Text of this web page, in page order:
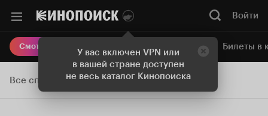
У вас включен VPN или
в вашей стране доступен
не весь каталог Кинопоиска
Войти
Смотреть кино Онлайн-кинотеатр Билеты в
Все списки